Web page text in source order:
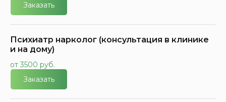
Заказать
Психиатр нарколог (консультация в клинике
и на дому)
от 3500 руб.
Заказать